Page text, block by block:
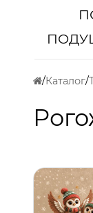
Каталог